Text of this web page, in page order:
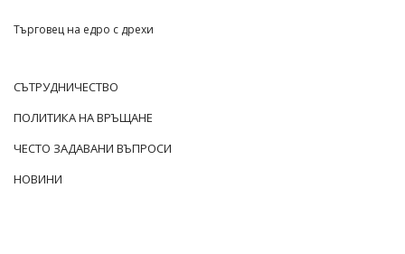
Търговец на едро с дрехи
СЪТРУДНИЧЕСТВО
ПОЛИТИКА НА ВРЪЩАНЕ
ЧЕСТО ЗАДАВАНИ ВЪПРОСИ
НОВИНИ